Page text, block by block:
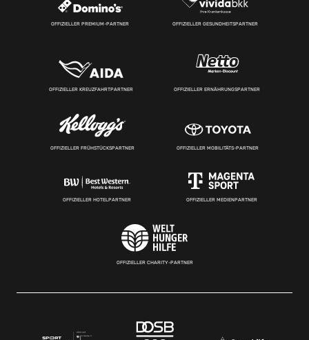
OFFIZIELLER PREMIUM-PARTNER OFFIZIELLER GESUNDHEITSPARTNER
OFFIZIELLER KREUZFAHRTPARTNER OFFIZIELLER ERNÄHRUNGSPARTNER
OFFIZIELLER FRÜHSTÜCKSPARTNER OFFIZIELLER MOBILITÄTS-PARTNER
OFFIZIELLER HOTELPARTNER OFFIZIELLER MEDIENPARTNER
OFFIZIELLER CHARITY-PARTNER